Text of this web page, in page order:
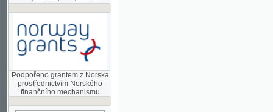
Podpořeno grantem z Norska
prostřednictvím Norského
hledat na aktuální
stránce